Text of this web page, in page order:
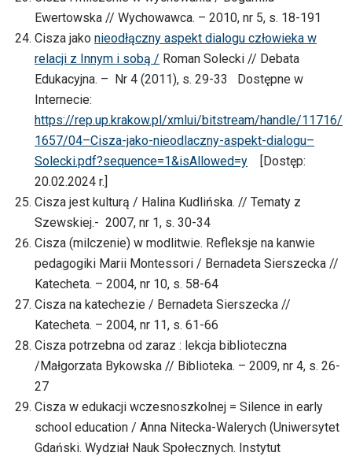
Ewertowska // Wychowawca. – 2010, nr 5, s. 18-191
Cisza jako nieodłączny aspekt dialogu człowieka w
relacji z Innym i sobą / Roman Solecki // Debata
Edukacyjna. – Nr 4 (2011), s. 29-33 Dostępne w
Internecie:
https://rep.up.krakow.pl/xmlui/bitstream/handle/11716/
1657/04–Cisza-jako-nieodlaczny-aspekt-dialogu–
Solecki.pdf?sequence=1&isAllowed=y [Dostęp:
20.02.2024 r.]
Cisza jest kulturą / Halina Kudlińska. // Tematy z
Szewskiej.- 2007, nr 1, s. 30-34
Cisza (milczenie) w modlitwie. Refleksje na kanwie
pedagogiki Marii Montessori / Bernadeta Sierszecka //
Katecheta. – 2004, nr 10, s. 58-64
Cisza na katechezie / Bernadeta Sierszecka //
Katecheta. – 2004, nr 11, s. 61-66
Cisza potrzebna od zaraz : lekcja biblioteczna
/Małgorzata Bykowska // Biblioteka. – 2009, nr 4, s. 26-
27
Cisza w edukacji wczesnoszkolnej = Silence in early
school education / Anna Nitecka-Walerych (Uniwersytet
Gdański. Wydział Nauk Społecznych. Instytut